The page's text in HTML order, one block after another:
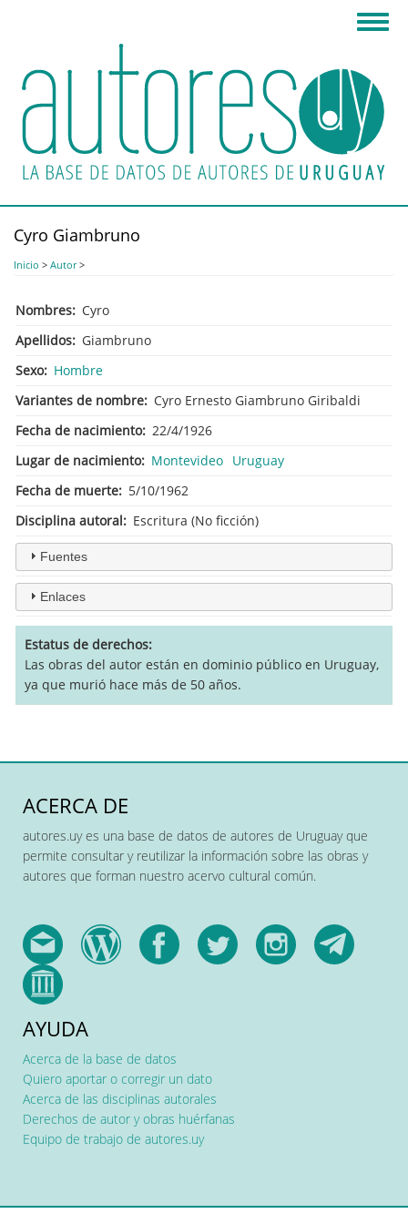
principal
Cyro Giambruno
Inicio > Autor>
Nombres
Cyro
Apellidos
Giambruno
Sexo
Hombre
Variantes de nombre
Cyro Ernesto Giambruno Giribaldi
Fecha de nacimiento
22/4/1926
Lugar de nacimiento
Montevideo Uruguay
Fecha de muerte
5/10/1962
Disciplina autoral
Escritura (No ficción)
Fuentes
Enlaces
Estatus de derechos
Las obras del autor están en dominio público en Uruguay,
ya que murió hace más de 50 años.
ACERCA DE
autores.uy es una base de datos de autores de Uruguay que
permite consultar y reutilizar la información sobre las obras y
autores que forman nuestro acervo cultural común.
AYUDA
Acerca de la base de datos
Quiero aportar o corregir un dato
Acerca de las disciplinas autorales
Derechos de autor y obras huérfanas
Equipo de trabajo de autores.uy